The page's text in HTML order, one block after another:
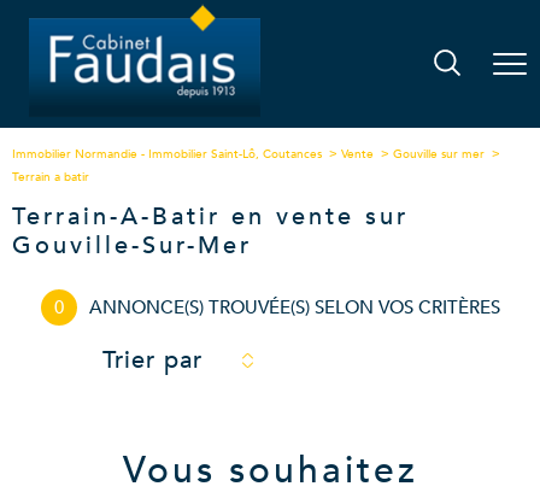
Immobilier Normandie - Immobilier Saint-Lô, Coutances Vente
Gouville sur mer
Terrain a batir
Terrain-A-Batir en vente sur
Gouville-Sur-Mer
0 ANNONCE(S) TROUVÉE(S) SELON VOS CRITÈRES
Trier par
Vous souhaitez